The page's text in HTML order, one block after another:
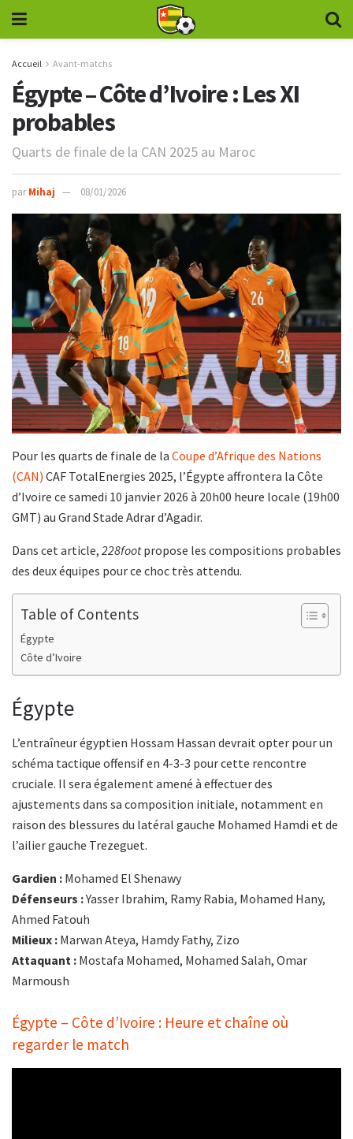
Accueil Avant-matchs
Égypte – Côte d’Ivoire : Les XI
probables
Quarts de finale de la CAN 2025 au Maroc
par Mihaj 08/01/2026
Pour les quarts de finale de la Coupe d’Afrique des Nations
(CAN) CAF TotalEnergies 2025, l’Égypte affrontera la Côte
d’Ivoire ce samedi 10 janvier 2026 à 20h00 heure locale (19h00
GMT) au Grand Stade Adrar d’Agadir.
Dans cet article, 228footpropose les compositions probables
des deux équipes pour ce choc très attendu.
Table of Contents
Égypte
Côte d’Ivoire
Égypte
L’entraîneur égyptien Hossam Hassan devrait opter pour un
schéma tactique offensif en 4-3-3 pour cette rencontre
cruciale. Il sera également amené à effectuer des
ajustements dans sa composition initiale, notamment en
raison des blessures du latéral gauche Mohamed Hamdi et de
l’ailier gauche Trezeguet.
Gardien : Mohamed El Shenawy
Défenseurs :Yasser Ibrahim, Ramy Rabia, Mohamed Hany,
Ahmed Fatouh
Milieux : Marwan Ateya, Hamdy Fathy, Zizo
Attaquant : Mostafa Mohamed, Mohamed Salah, Omar
Marmoush
Égypte – Côte d’Ivoire : Heure et chaîne où
regarder le match